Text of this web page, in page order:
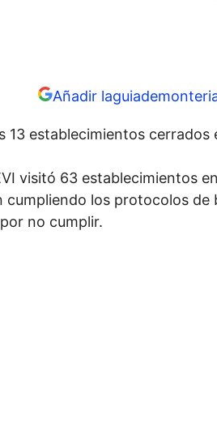
Añadir
13 establecimientos
visitó 63 establecimientos
cumpliendo los protocolos de
no cumplir.